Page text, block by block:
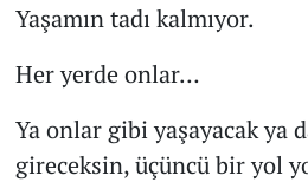
Yaşamın tadı kalmıyor.
Her yerde onlar…
Ya onlar gibi yaşayacak ya
gireceksin, üçüncü bir yol